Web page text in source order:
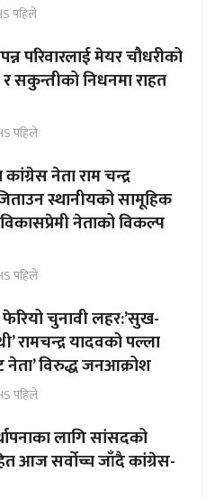
पहिले
परिवारलाई मेयर चौधरीको
सकुन्तीको निधनमा राहत
पहिले
नेता राम चन्द्र
स्थानीयको सामूहिक
नेताको विकल्प
पहिले
फेरियो चुनावी लहर:’सुख-
रामचन्द्र यादवको पल्ला
नेता’ विरुद्ध जनआक्रोश
पहिले
लागि सांसदको
आज सर्वोच्च जाँदै कांग्रेस-